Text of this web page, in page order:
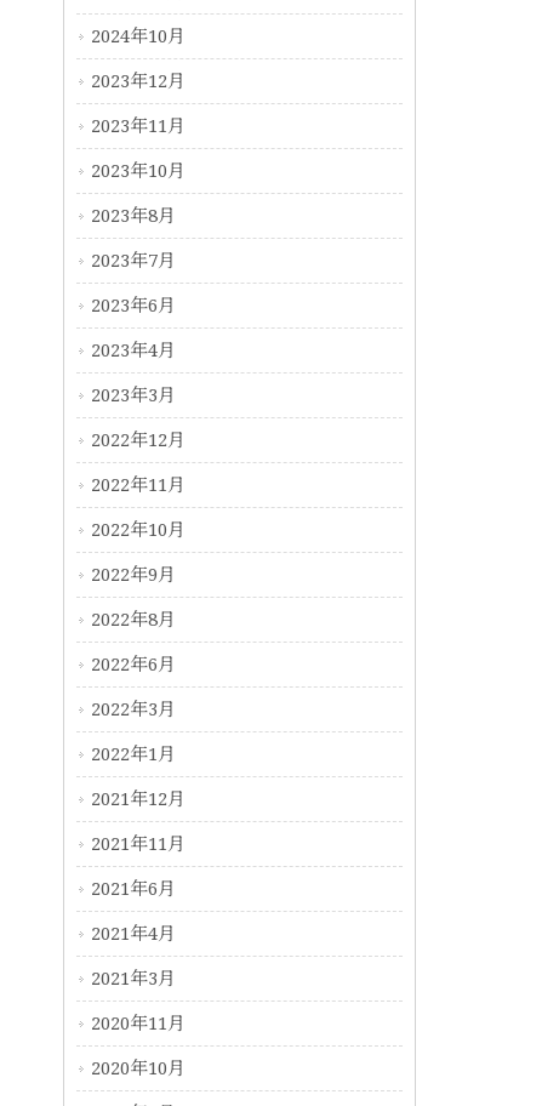
2024年10月
2023年12月
2023年11月
2023年10月
2023年8月
2023年7月
2023年6月
2023年4月
2023年3月
2022年12月
2022年11月
2022年10月
2022年9月
2022年8月
2022年6月
2022年3月
2022年1月
2021年12月
2021年11月
2021年6月
2021年4月
2021年3月
2020年11月
2020年10月